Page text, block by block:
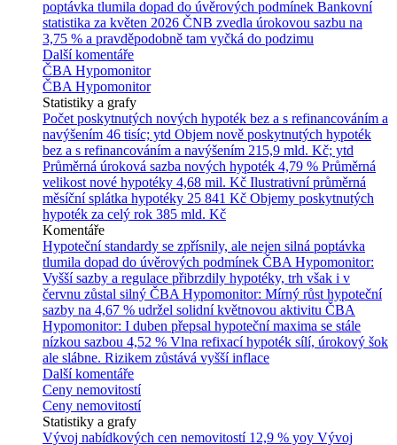
poptávka tlumila dopad do úvěrových podmínek Bankovní
statistika za květen 2026 ČNB zvedla úrokovou sazbu na
3,75 % a pravděpodobně tam vyčká do podzimu
Další komentáře
ČBA Hypomonitor
ČBA Hypomonitor
Statistiky a grafy
Počet poskytnutých nových hypoték bez a s refinancováním a
navýšením 46 tisíc; ytd Objem nově poskytnutých hypoték
bez a s refinancováním a navýšením 215,9 mld. Kč; ytd
Průměrná úroková sazba nových hypoték 4,79 % Průměrná
velikost nové hypotéky 4,68 mil. Kč Ilustrativní průměrná
měsíční splátka hypotéky 25 841 Kč Objemy poskytnutých
hypoték za celý rok 385 mld. Kč
Komentáře
Hypoteční standardy se zpřísnily, ale nejen silná poptávka
tlumila dopad do úvěrových podmínek ČBA Hypomonitor:
Vyšší sazby a regulace přibrzdily hypotéky, trh však i v
červnu zůstal silný ČBA Hypomonitor: Mírný růst hypoteční
sazby na 4,67 % udržel solidní květnovou aktivitu ČBA
Hypomonitor: I duben přepsal hypoteční maxima se stále
nízkou sazbou 4,52 % Vlna refixací hypoték sílí, úrokový šok
ale slábne. Rizikem zůstává vyšší inflace
Další komentáře
Ceny nemovitostí
Ceny nemovitostí
Statistiky a grafy
Vývoj nabídkových cen nemovitostí 12,9 % yoy Vývoj